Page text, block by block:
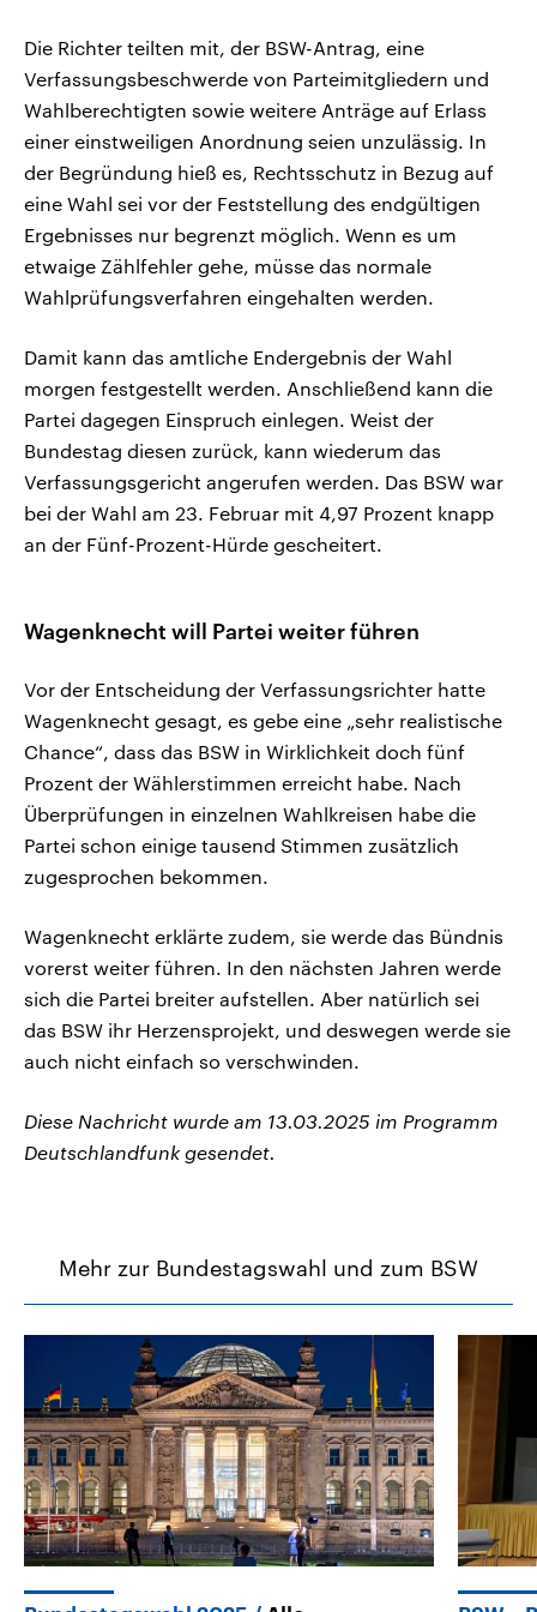
Die Richter teilten mit, der BSW-Antrag, eine
Verfassungsbeschwerde von Parteimitgliedern und
Wahlberechtigten sowie weitere Anträge auf Erlass
einer einstweiligen Anordnung seien unzulässig. In
der Begründung hieß es, Rechtsschutz in Bezug auf
eine Wahl sei vor der Feststellung des endgültigen
Ergebnisses nur begrenzt möglich. Wenn es um
etwaige Zählfehler gehe, müsse das normale
Wahlprüfungsverfahren eingehalten werden.
Damit kann das amtliche Endergebnis der Wahl
morgen festgestellt werden. Anschließend kann die
Partei dagegen Einspruch einlegen. Weist der
Bundestag diesen zurück, kann wiederum das
Verfassungsgericht angerufen werden. Das BSW war
bei der Wahl am 23. Februar mit 4,97 Prozent knapp
an der Fünf-Prozent-Hürde gescheitert.
Wagenknecht will Partei weiter führen
Vor der Entscheidung der Verfassungsrichter hatte
Wagenknecht gesagt, es gebe eine „sehr realistische
Chance“, dass das BSW in Wirklichkeit doch fünf
Prozent der Wählerstimmen erreicht habe. Nach
Überprüfungen in einzelnen Wahlkreisen habe die
Partei schon einige tausend Stimmen zusätzlich
zugesprochen bekommen.
Wagenknecht erklärte zudem, sie werde das Bündnis
vorerst weiter führen. In den nächsten Jahren werde
sich die Partei breiter aufstellen. Aber natürlich sei
das BSW ihr Herzensprojekt, und deswegen werde sie
auch nicht einfach so verschwinden.
Diese Nachricht wurde am 13.03.2025 im Programm
Deutschlandfunk gesendet.
Mehr zur Bundestagswahl und zum BSW